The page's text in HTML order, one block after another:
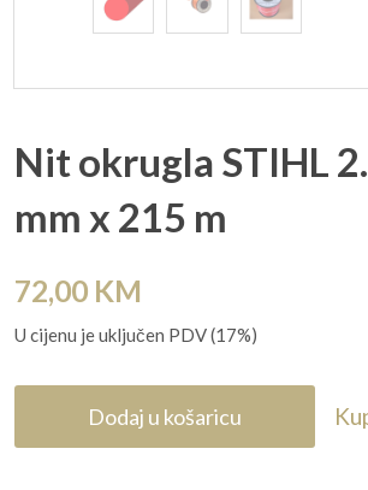
Nit okrugla STIHL
mm x 215 m
72,00 KM
U cijenu je uključen PDV (17%)
Dodaj u košaricu